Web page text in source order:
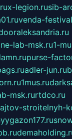
x-legion.rusib-
venda-
lab-msk.ru1-
purse-
adler-jun.ru
1mus.ru
msk.rurtdco.ru
stroitelnyh-